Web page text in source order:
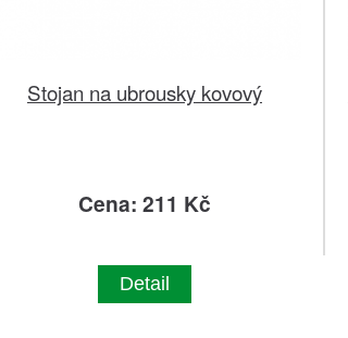
Stojan na ubrousky kovový
Cena: 211 Kč
Detail